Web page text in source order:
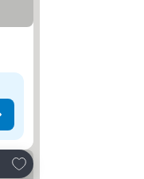
Adicionar aos favoritos